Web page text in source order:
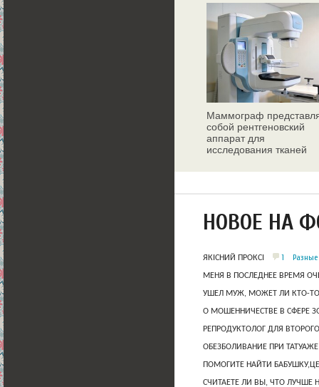
Маммограф
собой рентгеновский
аппарат для
исследования тканей
НОВОЕ НА
ЯКІСНИЙ ПРОКСІ 1
МЕНЯ В ПОСЛЕДНЕЕ ВРЕМЯ
УШЕЛ МУЖ, МОЖЕТ ЛИ КТО-ТО
О МОШЕННИЧЕСТВЕ В СФЕРЕ
РЕПРОДУКТОЛОГ ДЛЯ
ОБЕЗБОЛИВАНИЕ ПРИ
ПОМОГИТЕ НАЙТИ
СЧИТАЕТЕ ЛИ ВЫ, ЧТО ЛУЧШЕ